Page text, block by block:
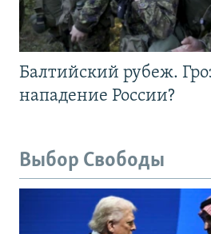
Балтийский рубеж.
нападение России?
Выбор Свободы